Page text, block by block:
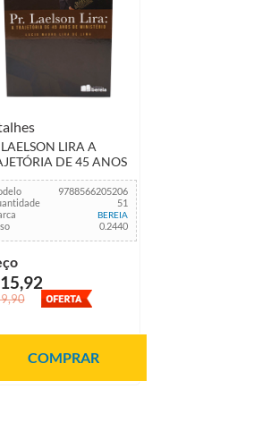
LAELSON LIRA A
DE 45 ANOS
9788566205206
51
BEREIA
0.2440
COMPRAR